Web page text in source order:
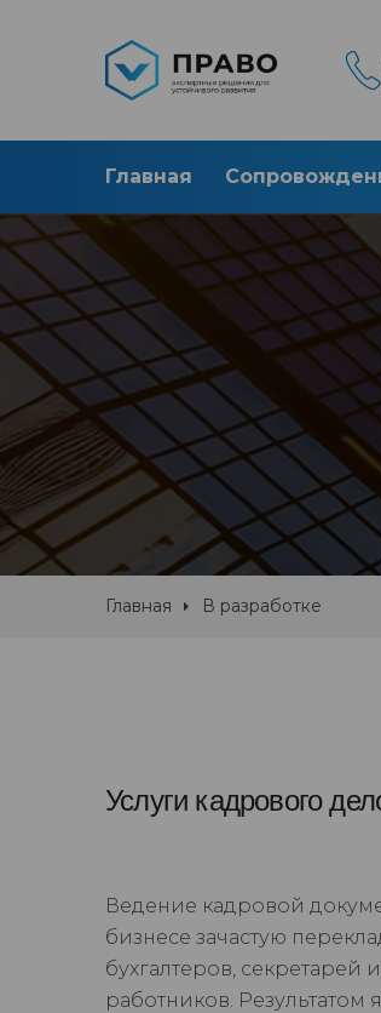
Главная
Главная В разработке
Услуги кадрового
Ведение кадровой
бизнесе зачастую
бухгалтеров,
работников. Результатом